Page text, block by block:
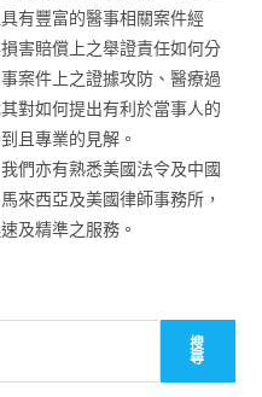
有豐富的醫事相關案件經
害賠償上之舉證責任如何分
案件上之證據攻防、醫療過
對如何提出有利於當事人的
且專業的見解。
們亦有熟悉美國法令及中國
來西亞及美國律師事務所，
及精準之服務。
搜
尋